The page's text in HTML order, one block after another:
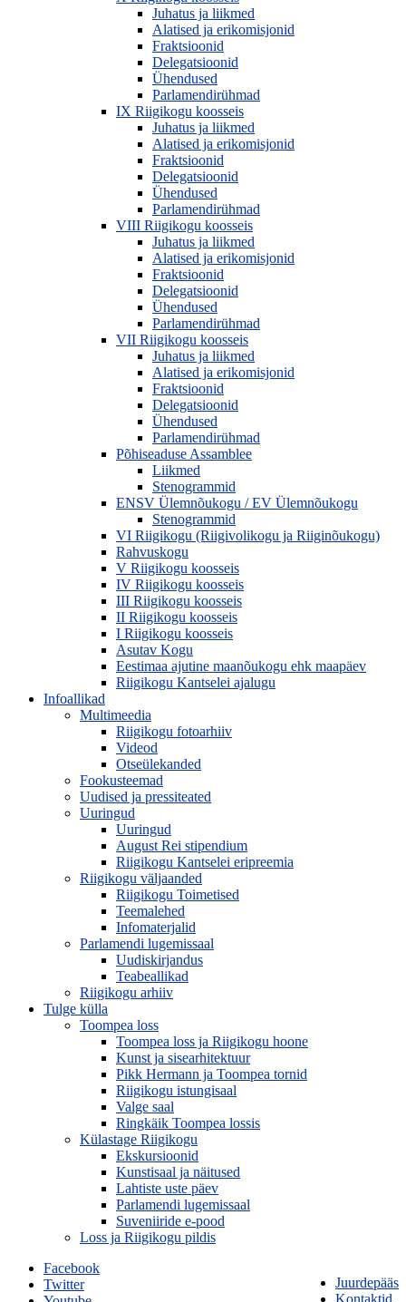
Juhatus ja liikmed
Alatised ja erikomisjonid
Fraktsioonid
Delegatsioonid
Ühendused
Parlamendirühmad
IX Riigikogu koosseis
Juhatus ja liikmed
Alatised ja erikomisjonid
Fraktsioonid
Delegatsioonid
Ühendused
Parlamendirühmad
VIII Riigikogu koosseis
Juhatus ja liikmed
Alatised ja erikomisjonid
Fraktsioonid
Delegatsioonid
Ühendused
Parlamendirühmad
VII Riigikogu koosseis
Juhatus ja liikmed
Alatised ja erikomisjonid
Fraktsioonid
Delegatsioonid
Ühendused
Parlamendirühmad
Põhiseaduse Assamblee
Liikmed
Stenogrammid
ENSV Ülemnõukogu / EV Ülemnõukogu
Stenogrammid
VI Riigikogu (Riigivolikogu ja Riiginõukogu)
Rahvuskogu
V Riigikogu koosseis
IV Riigikogu koosseis
III Riigikogu koosseis
II Riigikogu koosseis
I Riigikogu koosseis
Asutav Kogu
Eestimaa ajutine maanõukogu ehk maapäev
Riigikogu Kantselei ajalugu
Infoallikad
Multimeedia
Riigikogu fotoarhiiv
Videod
Otseülekanded
Fookusteemad
Uudised ja pressiteated
Uuringud
Uuringud
August Rei stipendium
Riigikogu Kantselei eripreemia
Riigikogu väljaanded
Riigikogu Toimetised
Teemalehed
Infomaterjalid
Parlamendi lugemissaal
Uudiskirjandus
Teabeallikad
Riigikogu arhiiv
Tulge külla
Toompea loss
Toompea loss ja Riigikogu hoone
Kunst ja sisearhitektuur
Pikk Hermann ja Toompea tornid
Riigikogu istungisaal
Valge saal
Ringkäik Toompea lossis
Külastage Riigikogu
Ekskursioonid
Kunstisaal ja näitused
Lahtiste uste päev
Parlamendi lugemissaal
Suveniiride e-pood
Loss ja Riigikogu pildis
Juurdepääs
Kontaktid
Facebook
Twitter